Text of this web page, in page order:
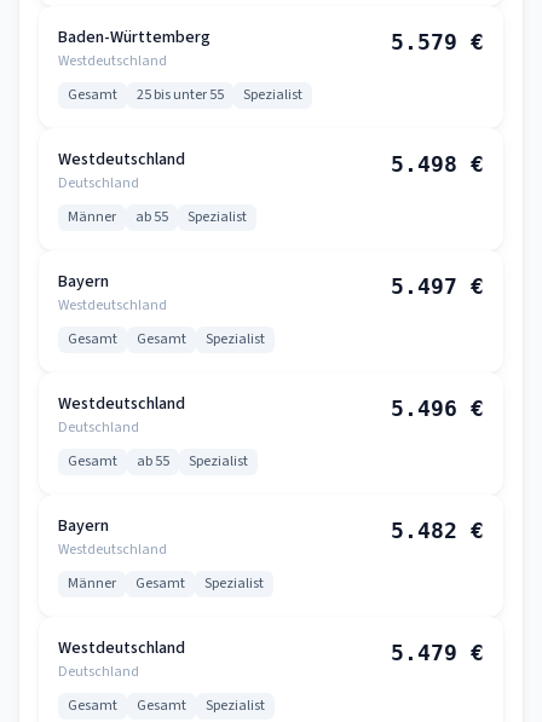
Baden-Württemberg
Westdeutschland
5.579 €
Gesamt 25 bis unter 55 Spezialist
Westdeutschland
Deutschland
5.498 €
Männer ab 55 Spezialist
Bayern
Westdeutschland
5.497 €
Gesamt Gesamt Spezialist
Westdeutschland
Deutschland
5.496 €
Gesamt ab 55 Spezialist
Bayern
Westdeutschland
5.482 €
Männer Gesamt Spezialist
Westdeutschland
Deutschland
5.479 €
Gesamt Gesamt Spezialist